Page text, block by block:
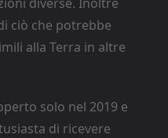
ciò che potrebbe
alla Terra in altre
solo nel 2019 e
di ricevere